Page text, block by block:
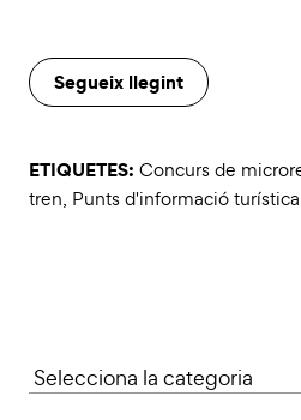
Segueix llegint
ETIQUETES: Concurs de
tren, Punts d'informació turística
Categories